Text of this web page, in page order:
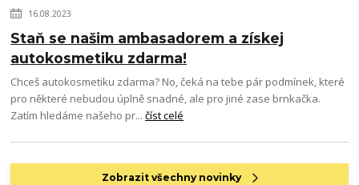
16.08.2023
Staň se našim ambasadorem a získej
autokosmetiku zdarma!
Chceš autokosmetiku zdarma? No, čeká na tebe pár podmínek, které
pro některé nebudou úplně snadné, ale pro jiné zase brnkačka.
Zatím hledáme našeho pr...číst celé
Zobrazit všechny novinky